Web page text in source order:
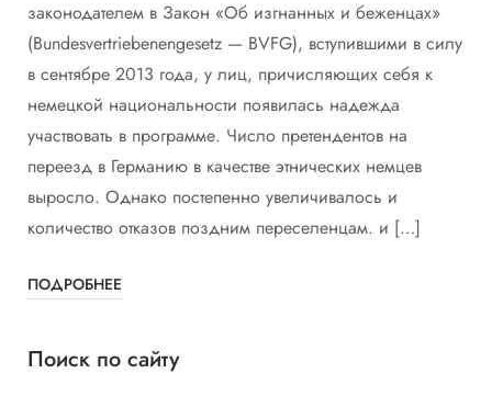
законодателем в Закон «Об изгнанных и беженцах»
(Вundesvertriebenengesetz — BVFG), вступившими в силу
в сентябре 2013 года, у лиц, причисляющих себя к
немецкой национальности появилась надежда
участвовать в программе. Число претендентов на
переезд в Германию в качестве этнических немцев
выросло. Однако постепенно увеличивалось и
количество отказов поздним переселенцам. и […]
ПОДРОБНЕЕ
Поиск по сайту